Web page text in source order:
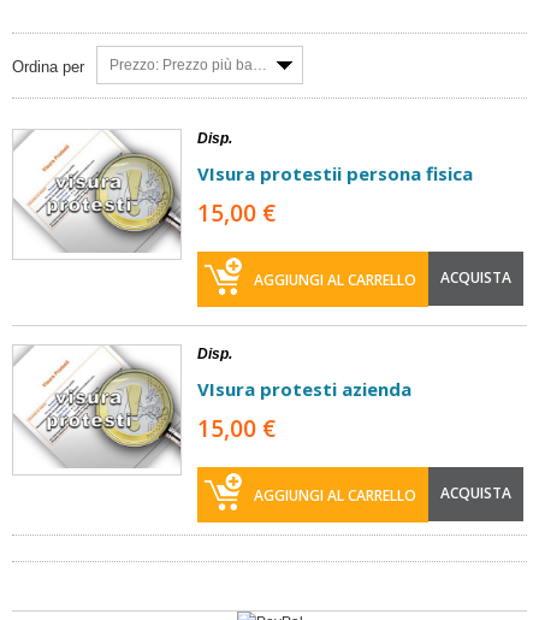
Ordina per Prezzo: Prezzo più basso
Disp.
VIsura protestii persona fisica
15,00 €
AGGIUNGI AL CARRELLO ACQUISTA
Disp.
VIsura protesti azienda
15,00 €
AGGIUNGI AL CARRELLO ACQUISTA